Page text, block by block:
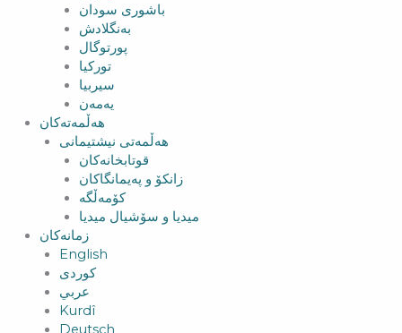
باشوری سودان
بەنگلادش
پورتوگال
تورکیا
سیربیا
یەمەن
هەڵمەتەکان
هەڵمەتی نیشتیمانی
قوتابخانەکان
زانکۆ و پەیمانگاکان
کۆمەڵگە
میدیا و سۆشیال میدیا
زمانەکان
English
کوردی
عربي
Kurdî
Deutsch